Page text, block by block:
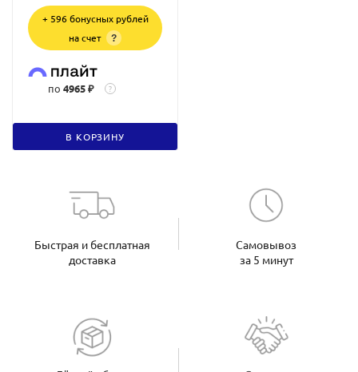
+ 596 бонусных рублей
на счет
?
по 4965 ₽ ?
В КОРЗИНУ
Быстрая и бесплатная
доставка
Самовывоз
за 5 минут